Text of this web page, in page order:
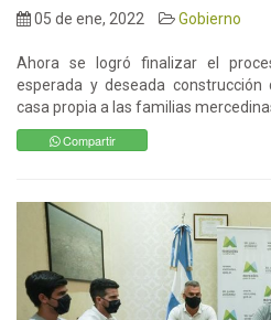
05 de ene, 2022 Gobierno
Ahora se logró finalizar el
esperada y deseada
casa propia a las familias
Compartir